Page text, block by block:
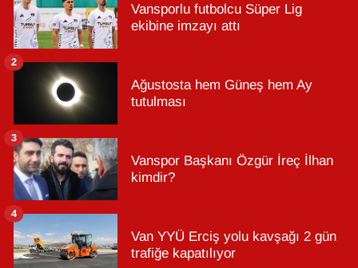
Vansporlu futbolcu Süper Lig
ekibine imzayı attı
Ağustosta hem Güneş hem Ay
tutulması
2
Vanspor Başkanı Özgür İreç İlhan
kimdir?
3
Van YYÜ Erciş yolu kavşağı 2 gün
trafiğe kapatılıyor
4